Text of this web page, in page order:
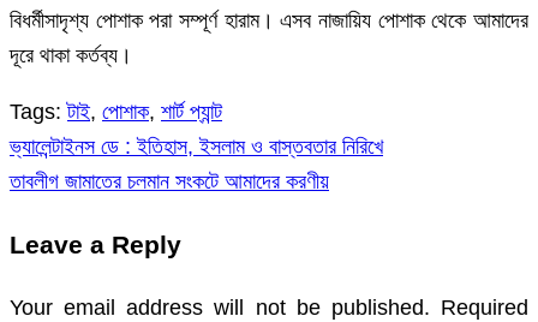
বিধর্মীসাদৃশ্য পোশাক পরা সম্পূর্ণ হারাম। এসব নাজায়িয পোশাক থেকে আমাদের
দূরে থাকা কর্তব্য।
Tags: টাই, পোশাক, শার্ট প্যান্ট
Post
ভ্যালেন্টাইনস ডে : ইতিহাস, ইসলাম ও বাস্তবতার নিরিখে
তাবলীগ জামাতের চলমান সংকটে আমাদের করণীয়
Leave a Reply
Your email address will not be published. Required